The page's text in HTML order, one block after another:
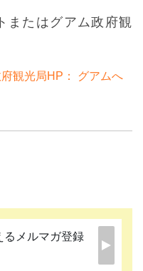
またはグアム政府観
観光局HP： グアムへ
るメルマガ登録